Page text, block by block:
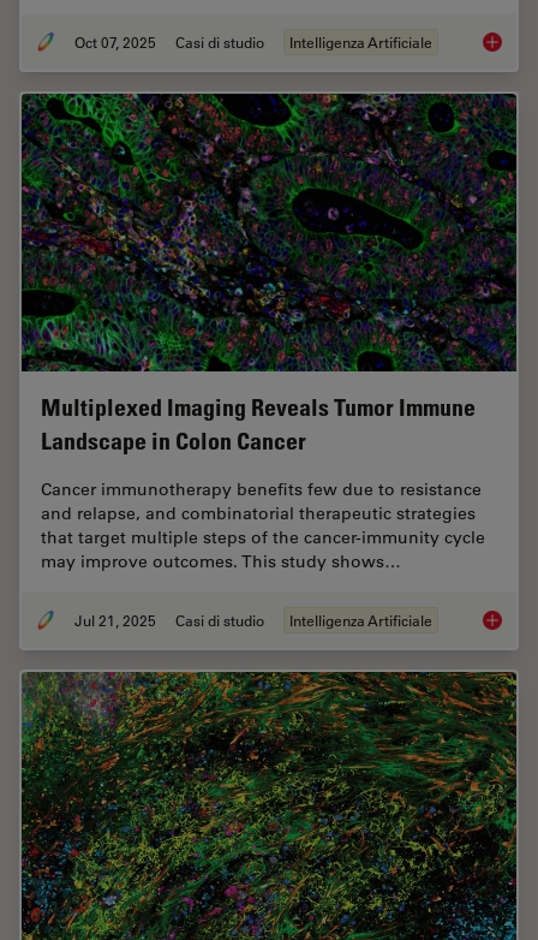
Oct 07, 2025 Casi di studio Intelligenza Artificiale AI-
Multiplexed Imaging Reveals Tumor Immune
Landscape in Colon Cancer
Cancer immunotherapy benefits few due to resistance
and relapse, and combinatorial therapeutic strategies
that target multiple steps of the cancer-immunity cycle
may improve outcomes. This study shows…
Jul 21, 2025 Casi di studio Intelligenza Artificiale